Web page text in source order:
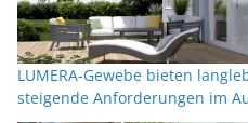
LUMERA-Gewebe bieten
steigende Anforderungen im